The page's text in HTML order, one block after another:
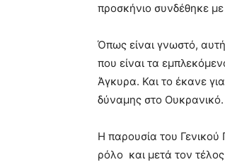
προσκήνιο συνδέθηκε
Όπως είναι γνωστό,
που είναι τα
Άγκυρα. Και το έκανε
δύναμης στο Ουκρανικό.
Η παρουσία του
ρόλο και μετά τον